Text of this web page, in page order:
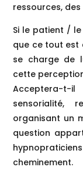
ressources,
Si le patient /
que ce tout est
se charge de
cette
Acceptera-t-
sensorialité,
organisant un
question
cheminement.